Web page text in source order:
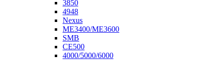
3850
4948
Nexus
ME3400/ME3600
SMB
CE500
4000/5000/6000